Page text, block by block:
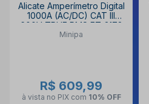
Alicate Amperímetro Digital
1000A (AC/DC) CAT III
600V TRUE RMS ET-3178
MINIPA
Minipa
R$ 609,99
à vista no PIX com 10% OFF